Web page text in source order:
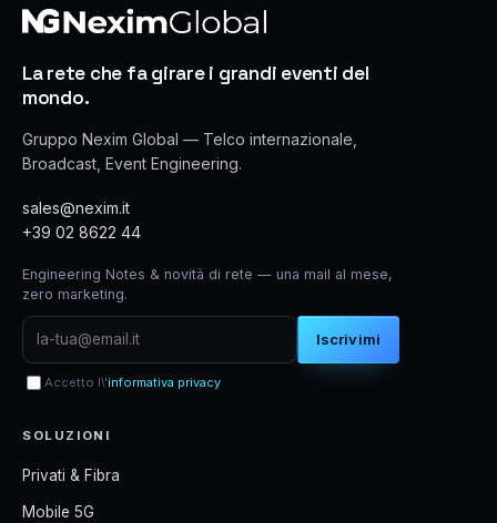
La rete che fa girare i grandi eventi del
mondo.
Gruppo Nexim Global — Telco internazionale,
Broadcast, Event Engineering.
sales@nexim.it
+39 02 8622 44
Engineering Notes & novità di rete — una mail al mese,
zero marketing.
Iscrivimi
Accetto l\'informativa privacy
SOLUZIONI
Privati & Fibra
Mobile 5G